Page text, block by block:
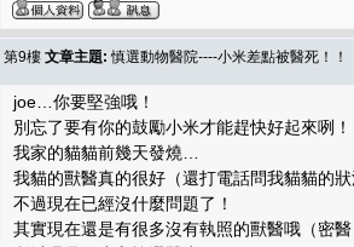
第9樓 文章主題: 慎選動物醫院----小米差點被醫死！！
joe…你要堅強哦！
別忘了要有你的鼓勵小米才能趕快好起來咧！
我家的貓貓前幾天發燒…
我貓的獸醫真的很好（還打電話問我貓貓的狀
不過現在已經沒什麼問題了！
其實現在還是有很多沒有執照的獸醫哦（密醫